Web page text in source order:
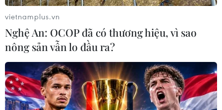
vietnamplus.vn
Nghệ An: OCOP đã có thương hiệu, vì sao
nông sản vẫn lo đầu ra?